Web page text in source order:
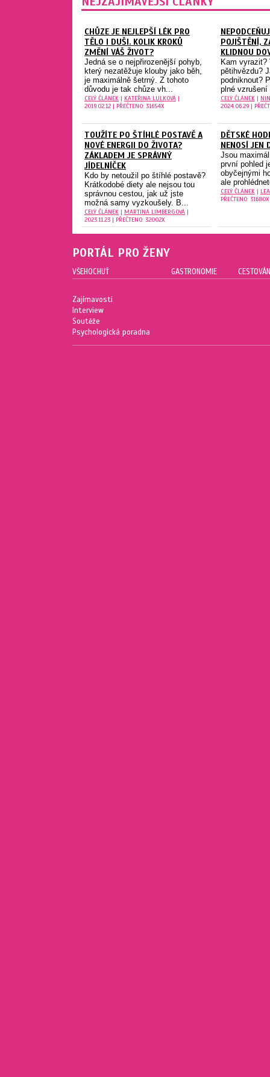
CHŮZE JE NEJLEPŠÍ LÉK PRO
TĚLO I DUŠI. KOLIK KROKŮ
ZMĚNÍ VÁŠ ŽIVOT?
Jedná se o nejpřirozenější pohyb,
který nezatěžuje klouby jako běh,
je maximálně šetrný. Z tohoto
důvodu je tak chůze vh...
CELÝ ČLÁNEK | KATEŘINA LULKOVÁ |
2019.02.12 | PŘEČTENO: 31654X
POJIŠTĚNÍ,
KLIDNOU
Kam vyrazit?
pětihvězdu?
podniknout?
plné
CELÝ ČLÁNEK|
2024.06.29 |
TOUŽÍTE PO ŠTÍHLÉ POSTAVĚ A
NOVÉ ENERGII DO ŽIVOTA?
ZÁKLADEM JE SPRÁVNÝ
JÍDELNÍČEK
Kdo by netoužil po štíhlé postavě?
Krátkodobé diety ale nejsou tou
správnou cestou, jak už jste
možná samy vyzkoušely. B...
CELÝ ČLÁNEK | MARTINA LIMBERGOVÁ |
2023.11.23 | PŘEČTENO: 32002X
DĚTSKÉ
NENOSÍ JEN
Jsou
první pohled
obyčejnými
ale
CELÝ ČLÁNEK|
PŘEČTENO: 31680X
PORTÁL PRO ŽENY
VŠEHOCHUŤ
Zajímavosti
Interview
Soutěže
Psychologická poradna
GASTRONOMIE